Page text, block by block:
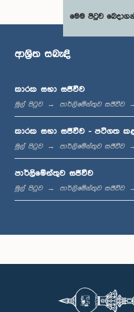
ප.ව. 12:02 - ප.ව. 12:10
ප.ව. 1:00 - ප.ව. 1:19
ප.ව. 1:19 - ප.ව. 1:31
ප.ව. 1:38 - ප.ව. 1:49
මෙම පිටුව
ආශ්‍රිත සබැඳි
කාරක සභා සජීවීව
මුල් පිටුව පාර්ලිමේන්තුව සජීවීව
කාරක සභා සජීවීව - පටිගත
මුල් පිටුව පාර්ලිමේන්තුව සජීවීව
පාර්ලිමේන්තුව සජීවීව
මුල් පිටුව පාර්ලිමේන්තුව සජීවීව